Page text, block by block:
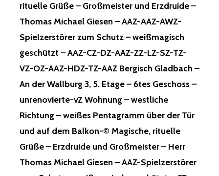
rituelle Grüße – Großmeister und Erzdruide –
Thomas Michael Giesen – AAZ-AAZ-AWZ-
Spielzerstörer zum Schutz – weißmagisch
geschützt – AAZ-CZ-DZ-AAZ-ZZ-LZ-SZ-TZ-
VZ-OZ-AAZ-HDZ-TZ-AAZ Bergisch Gladbach –
An der Wallburg 3, 5. Etage – 6tes Geschoss –
unrenovierte-vZ Wohnung – westliche
Richtung – weißes Pentagramm über der Tür
und auf dem Balkon-© Magische, rituelle
Grüße – Erzdruide und Großmeister – Herr
Thomas Michael Giesen – AAZ-Spielzerstörer